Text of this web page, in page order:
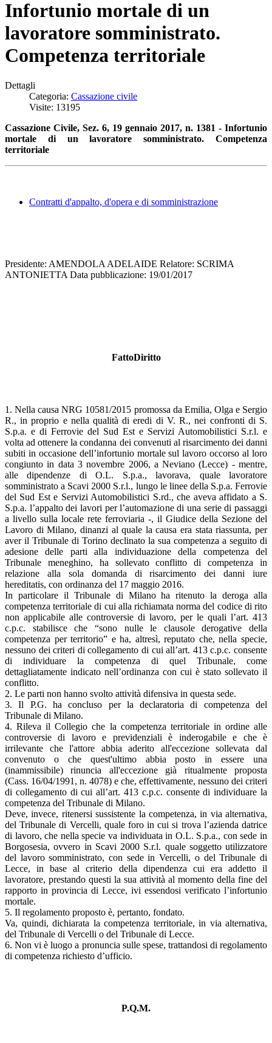
Infortunio mortale di un
lavoratore somministrato.
Competenza territoriale
Dettagli
Categoria: Cassazione civile
Visite: 13195
Cassazione Civile, Sez. 6, 19 gennaio 2017, n. 1381 - Infortunio
mortale di un lavoratore somministrato. Competenza
territoriale
Contratti d'appalto, d'opera e di somministrazione
Presidente: AMENDOLA ADELAIDE Relatore: SCRIMA
ANTONIETTA Data pubblicazione: 19/01/2017
FattoDiritto
1. Nella causa NRG 10581/2015 promossa da Emilia, Olga e Sergio
R., in proprio e nella qualità di eredi di V. R., nei confronti di S.
S.p.a. e di Ferrovie del Sud Est e Servizi Automobilistici S.r.l. e
volta ad ottenere la condanna dei convenuti al risarcimento dei danni
subiti in occasione dell’infortunio mortale sul lavoro occorso al loro
congiunto in data 3 novembre 2006, a Neviano (Lecce) - mentre,
alle dipendenze di O.L. S.p.a., lavorava, quale lavoratore
somministrato a Scavi 2000 S.r.l., lungo le linee della S.p.a. Ferrovie
del Sud Est e Servizi Automobilistici S.rd., che aveva affidato a S.
S.p.a. l’appalto dei lavori per l’automazione di una serie di passaggi
a livello sulla locale rete ferroviaria -, il Giudice della Sezione del
Lavoro di Milano, dinanzi al quale la causa era stata riassunta, per
aver il Tribunale di Torino declinato la sua competenza a seguito di
adesione delle parti alla individuazione della competenza del
Tribunale meneghino, ha sollevato conflitto di competenza in
relazione alla sola domanda di risarcimento dei danni iure
hereditatis, con ordinanza del 17 maggio 2016.
In particolare il Tribunale di Milano ha ritenuto la deroga alla
competenza territoriale di cui alla richiamata norma del codice di rito
non applicabile alle controversie di lavoro, per le quali l’art. 413
c.p.c. stabilisce che “sono nulle le clausole derogative della
competenza per territorio” e ha, altresì, reputato che, nella specie,
nessuno dei criteri di collegamento di cui all’art. 413 c.p.c. consente
di individuare la competenza di quel Tribunale, come
dettagliatamente indicato nell’ordinanza con cui è stato sollevato il
conflitto.
2. Le parti non hanno svolto attività difensiva in questa sede.
3. Il P.G. ha concluso per la declaratoria di competenza del
Tribunale di Milano.
4. Rileva il Collegio che la competenza territoriale in ordine alle
controversie di lavoro e previdenziali è inderogabile e che è
irrilevante che l'attore abbia aderito all'eccezione sollevata dal
convenuto o che quest'ultimo abbia posto in essere una
(inammissibile) rinuncia all'eccezione già ritualmente proposta
(Cass. 16/04/1991, n. 4078) e che, effettivamente, nessuno dei criteri
di collegamento di cui all’art. 413 c.p.c. consente di individuare la
competenza del Tribunale di Milano.
Deve, invece, ritenersi sussistente la competenza, in via alternativa,
del Tribunale di Vercelli, quale foro in cui si trova l’azienda datrice
di lavoro, che nella specie va individuata in O.L. S.p.a., con sede in
Borgosesia, ovvero in Scavi 2000 S.r.l. quale soggetto utilizzatore
del lavoro somministrato, con sede in Vercelli, o del Tribunale di
Lecce, in base al criterio della dipendenza cui era addetto il
lavoratore, prestando questi la sua attività al momento della fine del
rapporto in provincia di Lecce, ivi essendosi verificato l’infortunio
mortale.
5. Il regolamento proposto è, pertanto, fondato.
Va, quindi, dichiarata la competenza territoriale, in via alternativa,
del Tribunale di Vercelli o del Tribunale di Lecce.
6. Non vi è luogo a pronuncia sulle spese, trattandosi di regolamento
di competenza richiesto d’ufficio.
P.Q.M.